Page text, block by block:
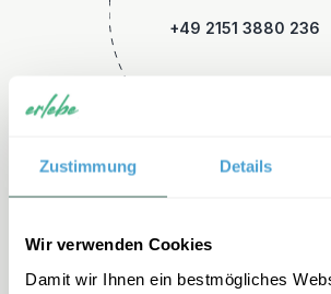
Zustimmung Details
Wir verwenden Cookies
Damit wir Ihnen ein bestmögliches
+49 2151 3880 236
E-Mail
kanada-